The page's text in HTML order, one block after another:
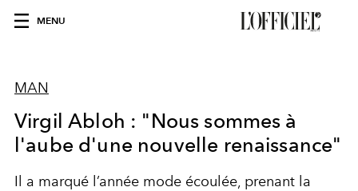
MENU
MAN
Virgil Abloh : "Nous sommes à
l'aube d'une nouvelle renaissance"
Il a marqué l’année mode écoulée, prenant la